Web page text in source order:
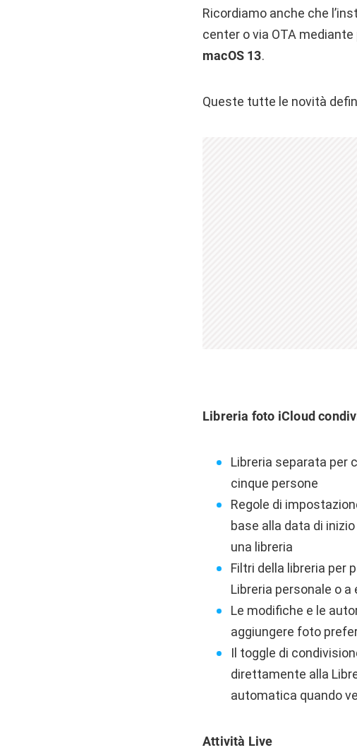
Ricordiamo anche che
center o via OTA
macOS 13.
Queste tutte le novità
Libreria foto iCloud
Libreria separata per
cinque persone
Regole di
base alla data di
una libreria
Filtri della libreria per
Libreria personale o
Le modifiche e le
aggiungere foto
Il toggle di
direttamente alla
automatica quando
Attività Live